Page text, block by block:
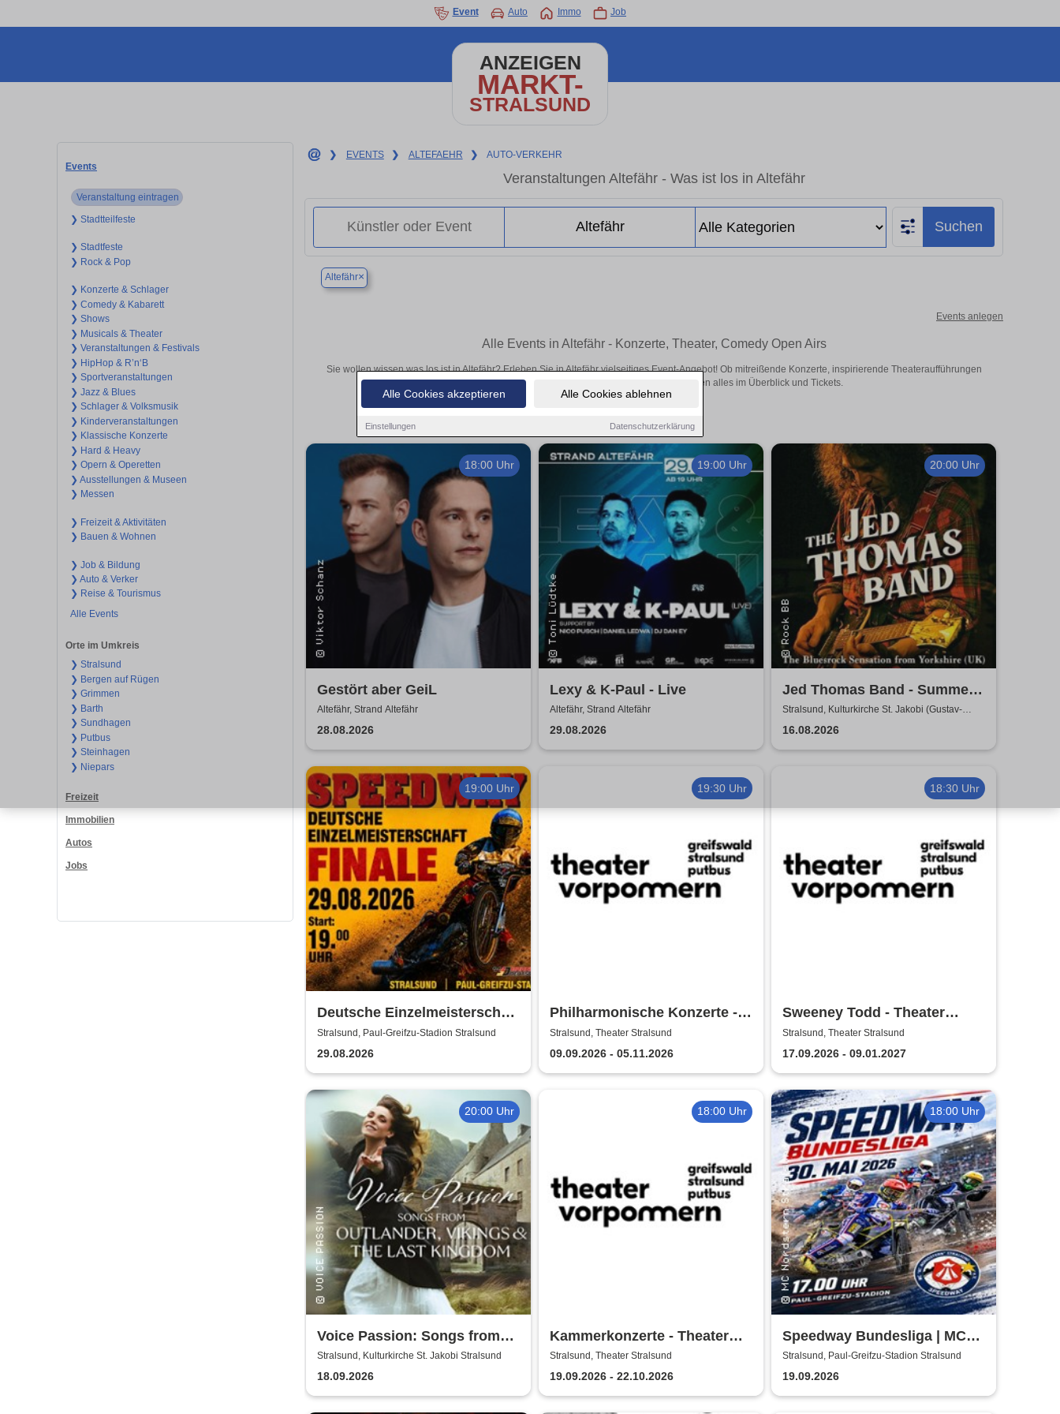
Alle Cookies akzeptieren Alle Cookies ablehnen
Einstellungen Datenschutzerklärung
Event Auto Immo Job
ANZEIGEN
MARKT-
STRALSUND
Events
Veranstaltung eintragen
❯ Stadtteilfeste
❯ Stadtfeste
❯ Rock & Pop
❯ Konzerte & Schlager
❯ Comedy & Kabarett
❯ Shows
❯ Musicals & Theater
❯ Veranstaltungen & Festivals
❯ HipHop & R’n‘B
❯ Sportveranstaltungen
❯ Jazz & Blues
❯ Schlager & Volksmusik
❯ Kinderveranstaltungen
❯ Klassische Konzerte
❯ Hard & Heavy
❯ Opern & Operetten
❯ Ausstellungen & Museen
❯ Messen
❯ Freizeit & Aktivitäten
❯ Bauen & Wohnen
❯ Job & Bildung
❯ Auto & Verker
❯ Reise & Tourismus
Alle Events
Orte im Umkreis
❯ Stralsund
❯ Bergen auf Rügen
❯ Grimmen
❯ Barth
❯ Sundhagen
❯ Putbus
❯ Steinhagen
❯ Niepars
Freizeit
Immobilien
Autos
Jobs
❯ EVENTS ❯ ALTEFAEHR ❯ AUTO-VERKEHR
Veranstaltungen Altefähr - Was ist los in Altefähr
Suchen
Altefähr×
Events anlegen
Alle Events in Altefähr - Konzerte, Theater, Comedy Open Airs
Sie wollen wissen was los ist in Altefähr? Erleben Sie in Altefähr vielseitiges Event-Angebot! Ob mitreißende Konzerte, inspirierende Theateraufführungen
oder aufregende Veranstaltungen in Altefähr – hier finden alles im Überblick und Tickets.
18:00 Uhr
Gestört aber GeiL
Altefähr, Strand Altefähr
28.08.2026
19:00 Uhr
Lexy & K-Paul - Live
Altefähr, Strand Altefähr
29.08.2026
20:00 Uhr
Jed Thomas Band - Summer
Tour 2026
Stralsund, Kulturkirche St. Jakobi (Gustav-
Adolf-Saal)
16.08.2026
19:00 Uhr
Deutsche Einzelmeisterschaft
Finale | MC Nordstern
Stralsund
Stralsund, Paul-Greifzu-Stadion Stralsund
29.08.2026
19:30 Uhr
Philharmonische Konzerte -
Theater Vorpommern
Stralsund, Theater Stralsund
09.09.2026 - 05.11.2026
18:30 Uhr
Sweeney Todd - Theater
Vorpommern
Stralsund, Theater Stralsund
17.09.2026 - 09.01.2027
20:00 Uhr
Voice Passion: Songs from
Outlander, Vikings & The Last
Kingdom
Stralsund, Kulturkirche St. Jakobi Stralsund
18.09.2026
18:00 Uhr
Kammerkonzerte - Theater
Vorpommern
Stralsund, Theater Stralsund
19.09.2026 - 22.10.2026
18:00 Uhr
Speedway Bundesliga | MC
Nordstern Stralsund
Stralsund, Paul-Greifzu-Stadion Stralsund
19.09.2026